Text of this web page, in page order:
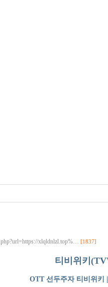
xlqldnlzl.top%… [1837]
티비위키
OTT 선두주자 티비위